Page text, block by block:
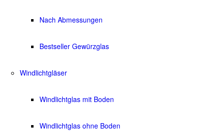
Nach Abmessungen
Bestseller Gewürzglas
Windlichtgläser
Windlichtglas mit Boden
Windlichtglas ohne Boden